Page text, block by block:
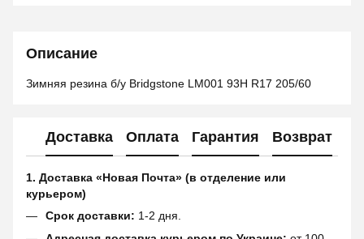
Описание
Зимняя резина б/у Bridgstone LM001 93H R17 205/60
Доставка Оплата Гарантия Возврат
1. Доставка «Новая Почта» (в отделение или
курьером)
Срок доставки: 1-2 дня.